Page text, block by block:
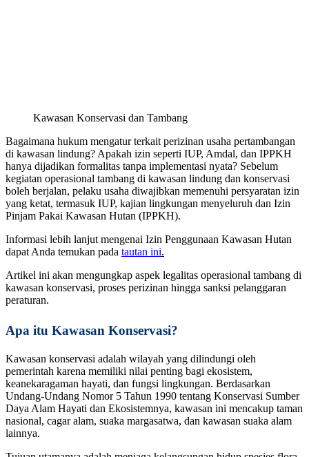
Kawasan Konservasi dan Tambang
Bagaimana hukum mengatur terkait perizinan usaha pertambangan
di kawasan lindung? Apakah izin seperti IUP, Amdal, dan IPPKH
hanya dijadikan formalitas tanpa implementasi nyata? Sebelum
kegiatan operasional tambang di kawasan lindung dan konservasi
boleh berjalan, pelaku usaha diwajibkan memenuhi persyaratan izin
yang ketat, termasuk IUP, kajian lingkungan menyeluruh dan Izin
Pinjam Pakai Kawasan Hutan (IPPKH).
Informasi lebih lanjut mengenai Izin Penggunaan Kawasan Hutan
dapat Anda temukan pada tautan ini.
Artikel ini akan mengungkap aspek legalitas operasional tambang di
kawasan konservasi, proses perizinan hingga sanksi pelanggaran
peraturan.
Apa itu Kawasan Konservasi?
Kawasan konservasi adalah wilayah yang dilindungi oleh
pemerintah karena memiliki nilai penting bagi ekosistem,
keanekaragaman hayati, dan fungsi lingkungan. Berdasarkan
Undang-Undang Nomor 5 Tahun 1990 tentang Konservasi Sumber
Daya Alam Hayati dan Ekosistemnya, kawasan ini mencakup taman
nasional, cagar alam, suaka margasatwa, dan kawasan suaka alam
lainnya.